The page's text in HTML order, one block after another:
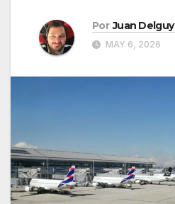
Por Juan Delguy
MAY 6, 2026